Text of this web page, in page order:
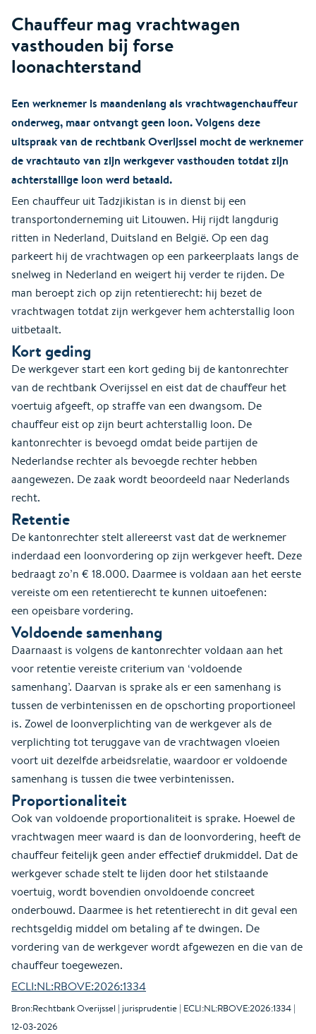
Chauffeur mag vrachtwagen
vasthouden bij forse
loonachterstand
Een werknemer is maandenlang als vrachtwagenchauffeur
onderweg, maar ontvangt geen loon. Volgens deze
uitspraak van de rechtbank Overijssel mocht de werknemer
de vrachtauto van zijn werkgever vasthouden totdat zijn
achterstallige loon werd betaald.
Een chauffeur uit Tadzjikistan is in dienst bij een
transportonderneming uit Litouwen. Hij rijdt langdurig
ritten in Nederland, Duitsland en België. Op een dag
parkeert hij de vrachtwagen op een parkeerplaats langs de
snelweg in Nederland en weigert hij verder te rijden. De
man beroept zich op zijn retentierecht: hij bezet de
vrachtwagen totdat zijn werkgever hem achterstallig loon
uitbetaalt.
Kort geding
De werkgever start een kort geding bij de kantonrechter
van de rechtbank Overijssel en eist dat de chauffeur het
voertuig afgeeft, op straffe van een dwangsom. De
chauffeur eist op zijn beurt achterstallig loon. De
kantonrechter is bevoegd omdat beide partijen de
Nederlandse rechter als bevoegde rechter hebben
aangewezen. De zaak wordt beoordeeld naar Nederlands
recht.
Retentie
De kantonrechter stelt allereerst vast dat de werknemer
inderdaad een loonvordering op zijn werkgever heeft. Deze
bedraagt zo’n € 18.000. Daarmee is voldaan aan het eerste
vereiste om een retentierecht te kunnen uitoefenen:
een opeisbare vordering.
Voldoende samenhang
Daarnaast is volgens de kantonrechter voldaan aan het
voor retentie vereiste criterium van ‘voldoende
samenhang’. Daarvan is sprake als er een samenhang is
tussen de verbintenissen en de opschorting proportioneel
is. Zowel de loonverplichting van de werkgever als de
verplichting tot teruggave van de vrachtwagen vloeien
voort uit dezelfde arbeidsrelatie, waardoor er voldoende
samenhang is tussen die twee verbintenissen.
Proportionaliteit
Ook van voldoende proportionaliteit is sprake. Hoewel de
vrachtwagen meer waard is dan de loonvordering, heeft de
chauffeur feitelijk geen ander effectief drukmiddel. Dat de
werkgever schade stelt te lijden door het stilstaande
voertuig, wordt bovendien onvoldoende concreet
onderbouwd. Daarmee is het retentierecht in dit geval een
rechtsgeldig middel om betaling af te dwingen. De
vordering van de werkgever wordt afgewezen en die van de
chauffeur toegewezen.
ECLI:NL:RBOVE:2026:1334
Bron:Rechtbank Overijssel | jurisprudentie | ECLI:NL:RBOVE:2026:1334 |
12-03-2026